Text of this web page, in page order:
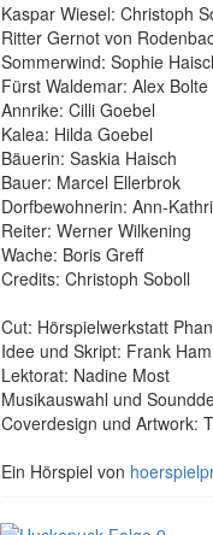
Kaspar Wiesel: Christoph
Ritter Gernot von
Sommerwind: Sophie
Fürst Waldemar: Alex Bolte
Annrike: Cilli Goebel
Kalea: Hilda Goebel
Bäuerin: Saskia Haisch
Bauer: Marcel Ellerbrok
Dorfbewohnerin: Ann-
Reiter: Werner Wilkening
Wache: Boris Greff
Credits: Christoph Soboll
Cut: Hörspielwerkstatt
Idee und Skript: Frank
Lektorat: Nadine Most
Musikauswahl und
Coverdesign und Artwork:
Ein Hörspiel von